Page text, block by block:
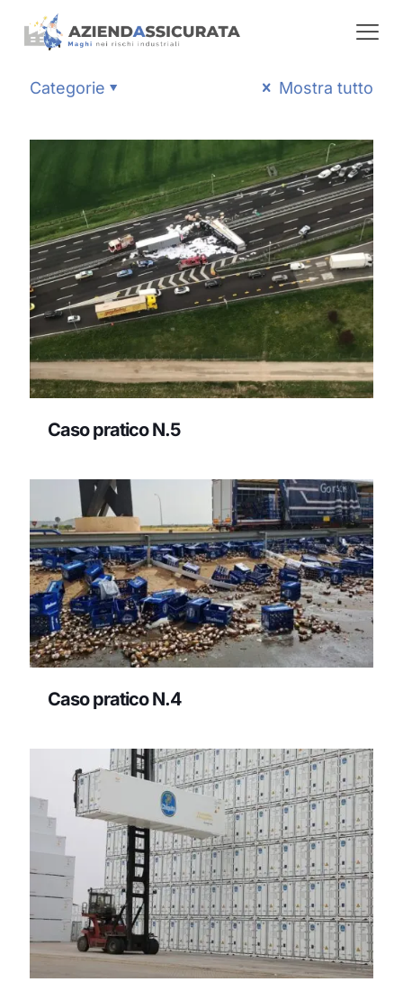
Categorie Mostra tutto
Caso pratico N.5
Caso pratico N.4